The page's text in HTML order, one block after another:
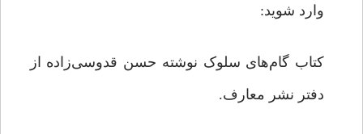
وارد شوید:
کتاب گام‌های سلوک نوشته حسن قدوسی‌زاده از
دفتر نشر معارف.